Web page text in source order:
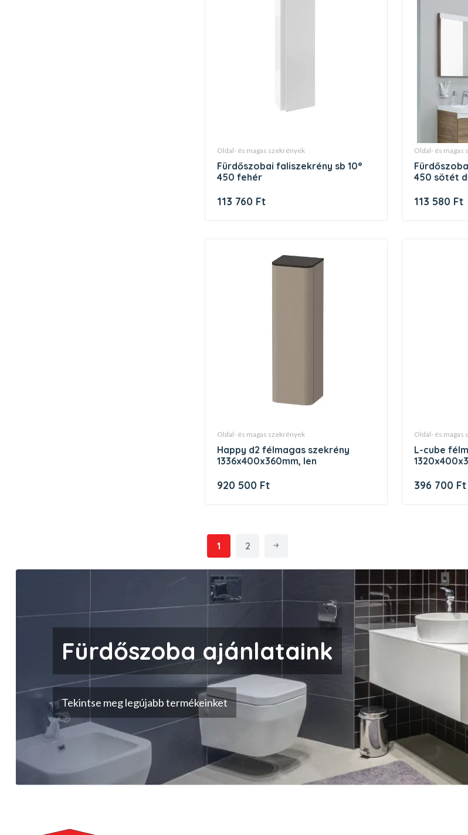
oldal- és magas szekrények
fürdőszobai faliszekrény sb 10°
450 fehér
113 760 Ft
oldal- és
fürdőszobai faliszekrény sb 10°
450 sötét
113 580 Ft
oldal- és magas szekrények
happy d2 félmagas szekrény
1336x400x360mm, len
920 500 Ft
oldal- és
l-cube félmagas szekrény,
396 700 Ft
1 2
Fürdőszoba ajánlataink
Tekintse meg legújabb termékeinket